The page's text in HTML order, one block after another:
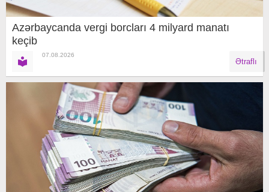
Azərbaycanda vergi borcları 4 milyard manatı
keçib
07.08.2026
Ətraflı